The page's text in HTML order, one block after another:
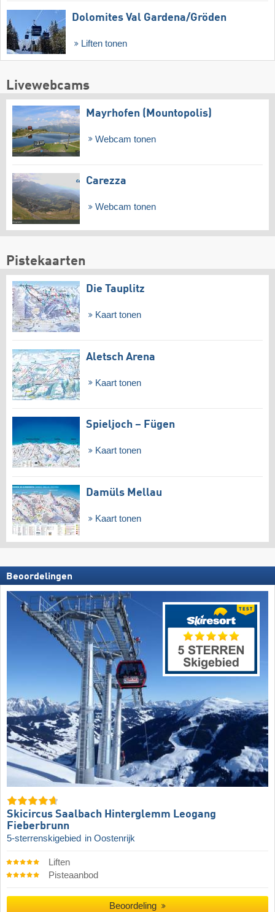
Dolomites Val Gardena/​Gröden
Liften tonen
Livewebcams
Mayrhofen (Mountopolis)
Webcam tonen
Carezza
Webcam tonen
Pistekaarten
Die Tauplitz
Kaart tonen
Aletsch Arena
Kaart tonen
Spieljoch – Fügen
Kaart tonen
Damüls Mellau
Kaart tonen
Beoordelingen
Skicircus Saalbach Hinterglemm Leogang
Fieberbrunn
5-sterrenskigebied in Oostenrijk
Liften
Pisteaanbod
Beoordeling